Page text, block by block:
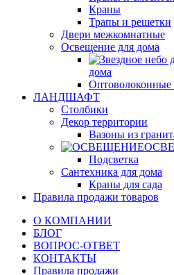
Краны
Трапы и решетки
Двери межкомнатные
Освещение для дома
дома
ЛАНДШАФТ
Столбики
Декор территории
Вазоны из
Подсветка
Сантехника для дома
Краны для сада
Правила продажи товаров
О КОМПАНИИ
БЛОГ
ВОПРОС-ОТВЕТ
КОНТАКТЫ
Правила продажи